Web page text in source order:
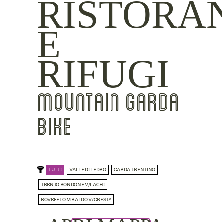
E
RIFUGI
MOUNTAIN GARDA
BIKE
TUTTI VALLE DI LEDRO GARDA TRENTINO
TRENTO BONDONE V/LAGHI
ROVERETO M.BALDO V/GRESTA